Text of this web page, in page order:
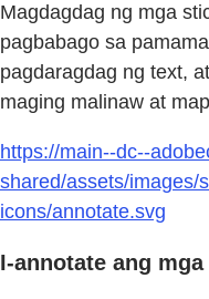
Magdagdag ng mga
pagbabago sa
pagdaragdag ng text,
maging malinaw at
https://main--dc--
shared/assets/images/
icons/annotate.svg
I-annotate ang mga